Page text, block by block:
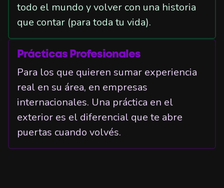
todo el mundo y volver con una historia
que contar (para toda tu vida).
Prácticas Profesionales
Para los que quieren sumar experiencia
real en su área, en empresas
internacionales. Una práctica en el
exterior es el diferencial que te abre
puertas cuando volvés.